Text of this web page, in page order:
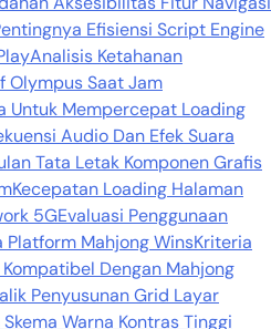
Efisiensi Script Engine
Analisis Ketahanan
Olympus Saat Jam
Untuk Mempercepat Loading
Audio Dan Efek Suara
Tata Letak Komponen Grafis
Kecepatan Loading Halaman
5GEvaluasi Penggunaan
Platform Mahjong WinsKriteria
Dengan Mahjong
Penyusunan Grid Layar
Warna Kontras Tinggi